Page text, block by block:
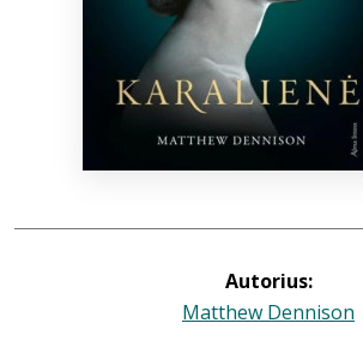
Autorius:
Matthew Dennison